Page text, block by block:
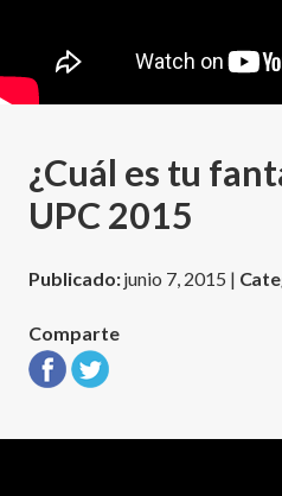
¿Cuál es tu
UPC 2015
Publicado:junio 7, 2015 |
Comparte